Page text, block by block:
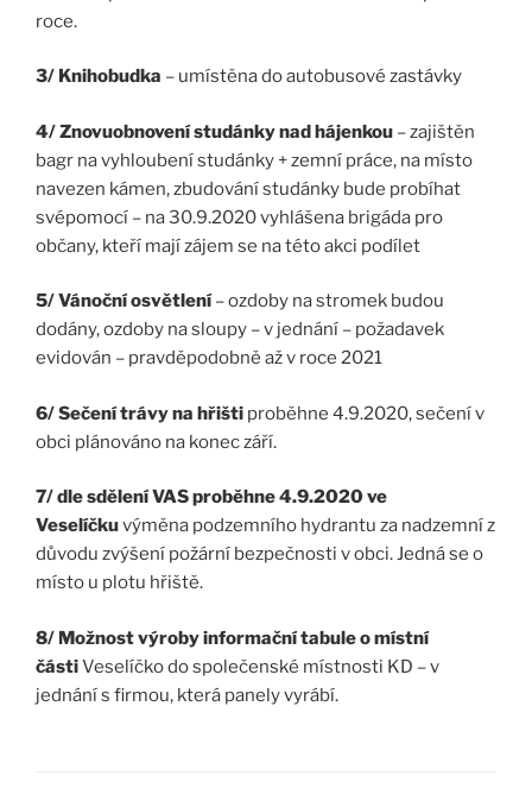
roce.
3/ Knihobudka – umístěna do autobusové zastávky
4/ Znovuobnovení studánky nad hájenkou – zajištěn
bagr na vyhloubení studánky + zemní práce, na místo
navezen kámen, zbudování studánky bude probíhat
svépomocí – na 30.9.2020 vyhlášena brigáda pro
občany, kteří mají zájem se na této akci podílet
5/ Vánoční osvětlení – ozdoby na stromek budou
dodány, ozdoby na sloupy – v jednání – požadavek
evidován – pravděpodobně až v roce 2021
6/ Sečení trávy na hřišti proběhne 4.9.2020, sečení v
obci plánováno na konec září.
7/ dle sdělení VAS proběhne 4.9.2020 ve
Veselíčkuvýměna podzemního hydrantu za nadzemní z
důvodu zvýšení požární bezpečnosti v obci. Jedná se o
místo u plotu hřiště.
8/ Možnost výroby informační tabule o místní
částiVeselíčko do společenské místnosti KD – v
jednání s firmou, která panely vyrábí.